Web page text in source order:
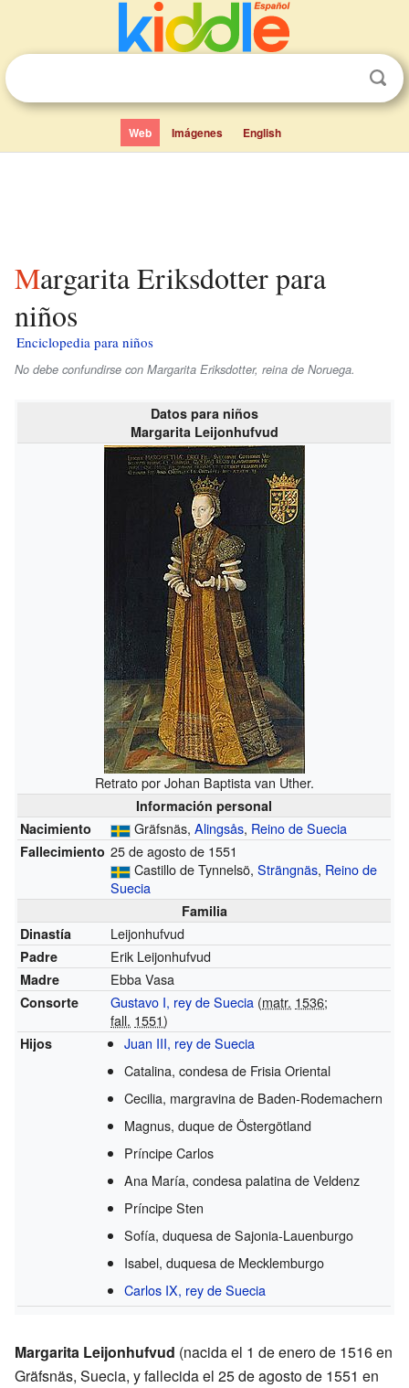
Web Imágenes English
Margarita Eriksdotter para
niños
Enciclopedia para niños
No debe confundirse con Margarita Eriksdotter, reina de Noruega.
Datos para niños
Margarita Leijonhufvud
Retrato por Johan Baptista van Uther.
Información personal
Nacimiento
Gräfsnäs,Alingsås, Reino de Suecia
Fallecimiento 25 de agosto de 1551
Castillo de Tynnelsö,Strängnäs, Reino de
Suecia
Familia
Dinastía
Leijonhufvud
Padre Erik Leijonhufvud
Madre Ebba Vasa
Consorte Gustavo I, rey de Suecia (matr. 1536;
fall. 1551)
Hijos
Juan III, rey de Suecia
Catalina, condesa de Frisia Oriental
Cecilia, margravina de Baden-Rodemachern
Magnus, duque de Östergötland
Príncipe Carlos
Ana María, condesa palatina de Veldenz
Príncipe Sten
Sofía, duquesa de Sajonia-Lauenburgo
Isabel, duquesa de Mecklemburgo
Carlos IX, rey de Suecia
Margarita Leijonhufvud (nacida el 1 de enero de 1516 en
Gräfsnäs, Suecia, y fallecida el 25 de agosto de 1551 en